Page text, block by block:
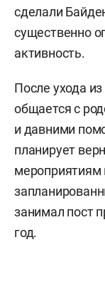
сделали
существенно
активность.
После ухода
общается с
и давними
планирует
мероприятиям
занимал пост
год.